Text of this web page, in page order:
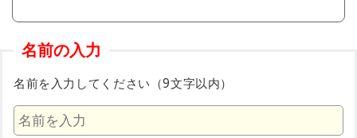
名前の入力
名前を入力してください（9文字以内）